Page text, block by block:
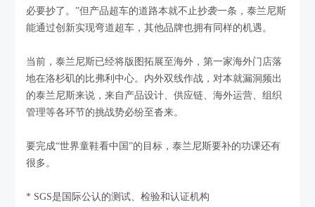
必要抄了。”但产品超车的道路本就不止抄袭一条，泰兰尼斯
能通过创新实现弯道超车，其他品牌也拥有同样的机遇。
当前，泰兰尼斯已经将版图拓展至海外，第一家海外门店落
地在洛杉矶的比弗利中心。内外双线作战，对本就漏洞频出
的泰兰尼斯来说，来自产品设计、供应链、海外运营、组织
管理等各环节的挑战势必纷至沓来。
要完成“世界童鞋看中国”的目标，泰兰尼斯要补的功课还有
很多。
* SGS是国际公认的测试、检验和认证机构